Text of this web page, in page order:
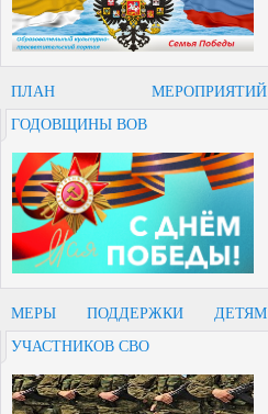
ПЛАН МЕРОПРИЯТИЙ
ГОДОВЩИНЫ ВОВ
МЕРЫ ПОДДЕРЖКИ ДЕТЯМ
УЧАСТНИКОВ СВО